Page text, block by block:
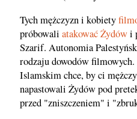
Tych mężczyzn i kobiety
próbowali atakować Żydówi
Szarif. Autonomia
rodzaju dowodów
Islamskim chce, by ci
napastowali Żydów pod
przed "zniszczeniem" i